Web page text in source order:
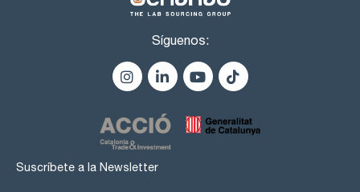
Síguenos:
Suscríbete a la Newsletter